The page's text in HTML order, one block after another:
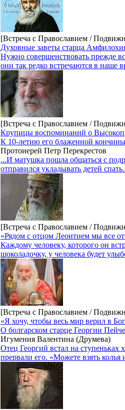
[Встреча с Православием /
Духовные заветы старца
Нужно совершенствовать прежде
они так редко встречаются в наше
[Встреча с Православием /
Крупицы воспоминаний о
К 10-летию его блаженной кончины
Протоиерей Петр Перекрестов
...И матушка пошла общаться с
отправился укладывать детей
[Встреча с Православием /
«Рядом с отцом Леонтием мы все
Каждому человеку, которого он
шоколадочку, у человека будет
[Встреча с Православием /
«Я хочу, чтобы весь мир верил в
О болгарском старце Георгии
Игумения Валентина (Друмева)
Отец Георгий встал на
прервали его. «Можете взять